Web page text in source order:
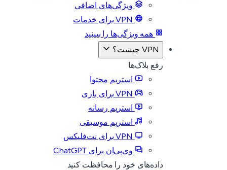
ویژگی‌های اضافی
VPN برای خدمات
همه ویژگی‌ها را ببینید
VPN چیست؟
رفع بلاک‌ها
استریم محتوا
VPN برای بازی
استریم رسانه
استریم موسیقی
VPN برای نت‌فلیکس
وی‌پی‌ان برای ChatGPT
داده‌های خود را محافظت کنید